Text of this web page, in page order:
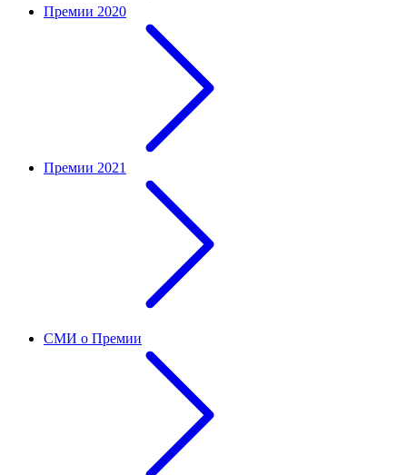
Премии 2020
Премии 2021
СМИ о Премии